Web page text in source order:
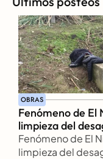
OBRAS
Fenómeno de El
limpieza del
Fenómeno de El
limpieza del